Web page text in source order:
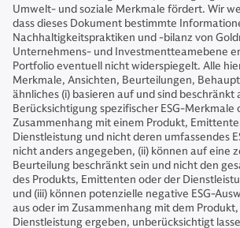
Umwelt- und soziale Merkmale fördert. Wir
dass dieses Dokument bestimmte
Nachhaltigkeitspraktiken und ‑bilanz von
Unternehmens- und Investmentteamebene
Portfolio eventuell nicht widerspiegelt. Alle
Merkmale, Ansichten, Beurteilungen,
ähnliches (i) basieren auf und sind beschränkt
Berücksichtigung spezifischer ESG-Merkmale
Zusammenhang mit einem Produkt,
Dienstleistung und nicht deren umfassendes
nicht anders angegeben, (ii) können auf eine
Beurteilung beschränkt sein und nicht den
des Produkts, Emittenten oder der
und (iii) können potenzielle negative ESG-
aus oder im Zusammenhang mit dem
Dienstleistung ergeben, unberücksichtigt